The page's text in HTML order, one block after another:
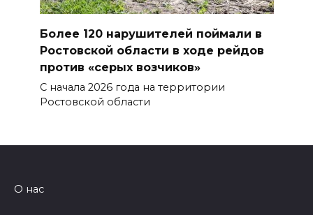
Более 120 нарушителей поймали в
Ростовской области в ходе рейдов
против «серых возчиков»
С начала 2026 года на территории
Ростовской области
О нас